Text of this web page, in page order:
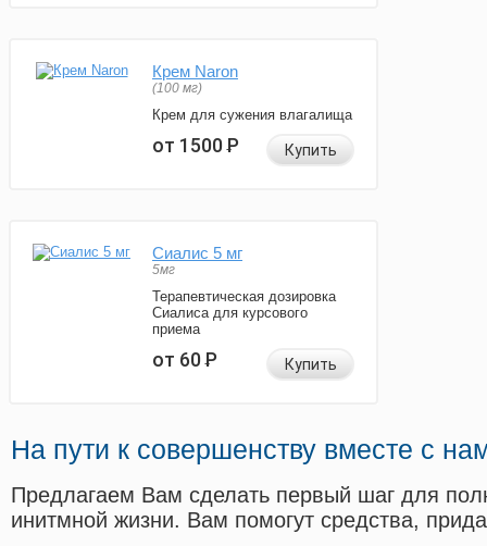
Крем Naron
(100 мг)
Крем для сужения влагалища
от 1500Р Купить
Сиалис 5 мг
5мг
Терапевтическая дозировка
Сиалиса для курсового
приема
от 60Р Купить
На пути к совершенству вместе с
Предлагаем Вам сделать первый шаг для
инитмной жизни. Вам помогут средства,